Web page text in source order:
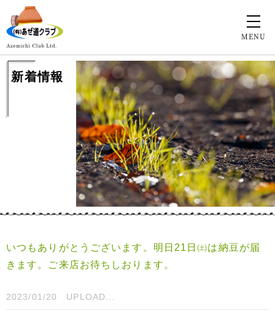
MENU
新着情報
いつもありがとうございます。明日21日㈯は納豆が届
きます。ご来店お待ちしおります。
2023/01/20 UPLOAD...